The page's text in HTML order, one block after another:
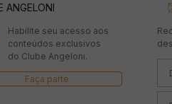
ANGELONI
Habilite seu acesso aos
conteúdos exclusivos
do Clube Angeloni.
Faça parte